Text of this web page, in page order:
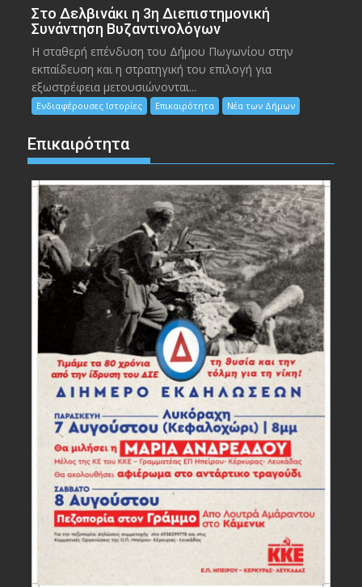
Στο Δελβινάκι η 3η Διεπιστημονική
Συνάντηση Βυζαντινολόγων
Η σταθερή επένδυση του Δήμου Πωγωνίου στην
εκπαίδευση και η στρατηγική του επιλογή για
εξωστρέφεια μετουσιώνονται...
Ενδιαφέρουσες Ιστορίες Επικαιρότητα Νέα των Δήμων
Επικαιρότητα